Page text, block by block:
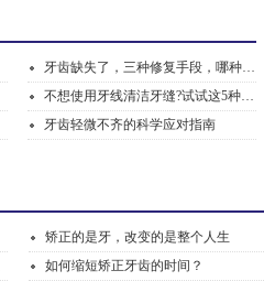
牙齿缺失了，三种修复手段，哪种会比较好？_福清德恒口...
不想使用牙线清洁牙缝?试试这5种清洁牙缝的方法_德恒口...
牙齿轻微不齐的科学应对指南
矫正的是牙，改变的是整个人生
如何缩短矫正牙齿的时间？